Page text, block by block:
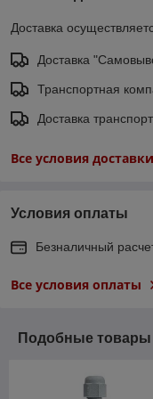
Доставка
Доставка
Транспортная
Доставка
Все условия доставки
Условия оплаты
Безналичный
Все условия оплаты
Подобные товары